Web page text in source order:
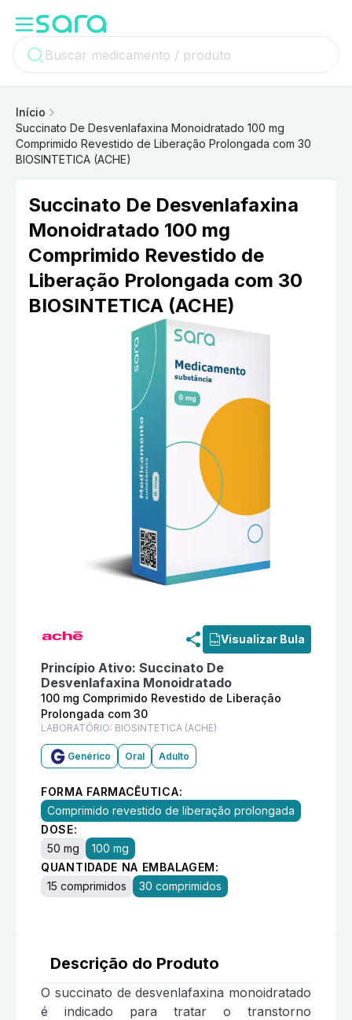
Início
Succinato De Desvenlafaxina Monoidratado 100 mg
Comprimido Revestido de Liberação Prolongada com 30
BIOSINTETICA (ACHE)
Succinato De Desvenlafaxina
Monoidratado 100 mg
Comprimido Revestido de
Liberação Prolongada com 30
BIOSINTETICA (ACHE)
Visualizar Bula
Princípio Ativo: Succinato De
Desvenlafaxina Monoidratado
100 mg Comprimido Revestido de Liberação
Prolongada com 30
LABORATÓRIO: BIOSINTETICA (ACHE)
Genérico Oral Adulto
FORMA FARMACÊUTICA:
Comprimido revestido de liberação prolongada
DOSE:
50 mg
100 mg
QUANTIDADE NA EMBALAGEM:
15 comprimidos
30 comprimidos
Descrição do Produto
O succinato de desvenlafaxina monoidratado
é indicado para tratar o transtorno